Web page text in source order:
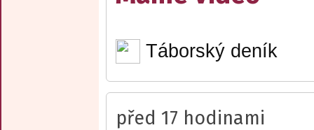
Táborský deník
před 17 hodinami